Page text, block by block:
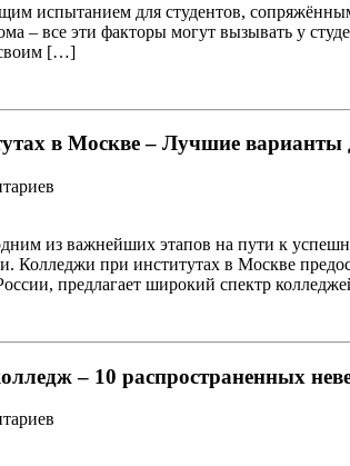
испытанием для студентов,
– все эти факторы могут вызывать у
своим […]
в Москве – Лучшие варианты
из важнейших этапов на пути к
Колледжи при институтах в Москве
предлагает широкий спектр
– 10 распространенных